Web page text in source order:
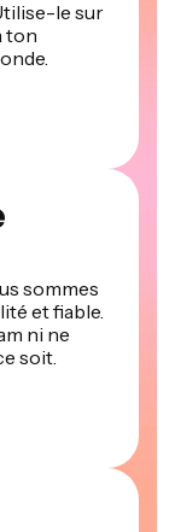
le sur
ton
sommes
et fiable.
ni ne
soit.